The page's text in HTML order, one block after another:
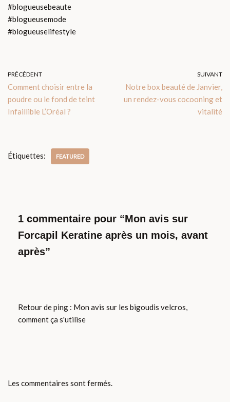
#blogueusebeaute
#blogueusemode
#blogueuselifestyle
PRÉCÉDENT
Comment choisir entre la
poudre ou le fond de teint
Infaillible L’Oréal ?
SUIVANT
Notre box beauté de Janvier,
un rendez-vous cocooning et
vitalité
Étiquettes: FEATURED
1 commentaire pour “Mon avis sur
Forcapil Keratine après un mois, avant
après”
Retour de ping : Mon avis sur les bigoudis velcros,
comment ça s'utilise
Les commentaires sont fermés.